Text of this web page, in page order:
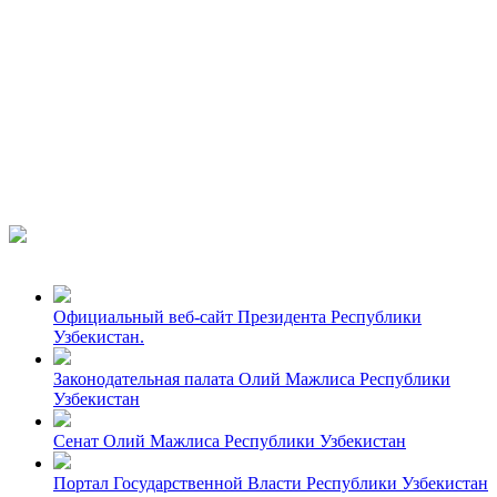
Официальный веб-сайт Президента Республики
Узбекистан.
Законодательная палата Олий Мажлиса Республики
Узбекистан
Сенат Олий Мажлиса Республики Узбекистан
Портал Государственной Власти Республики Узбекистан